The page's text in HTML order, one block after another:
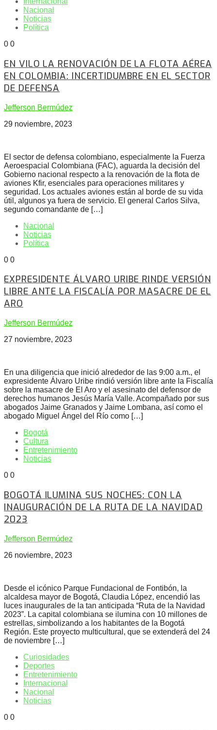
Nacional
Noticias
Política
0 0
EN VILO LA RENOVACIÓN DE LA FLOTA AÉREA
EN COLOMBIA: INCERTIDUMBRE EN EL SECTOR
DE DEFENSA
Jefferson Bermúdez
29 noviembre, 2023
El sector de defensa colombiano, especialmente la Fuerza
Aeroespacial Colombiana (FAC), aguarda la decisión del
Gobierno nacional respecto a la renovación de la flota de
aviones Kfir, esenciales para operaciones militares y
seguridad. Los actuales aviones están al borde de su vida
útil, algunos ya fuera de servicio. El general Carlos Silva,
segundo comandante de […]
Nacional
Noticias
Política
0 0
EXPRESIDENTE ÁLVARO URIBE RINDE VERSIÓN
LIBRE ANTE LA FISCALÍA POR MASACRE DE EL
ARO
Jefferson Bermúdez
27 noviembre, 2023
En una diligencia que inició alrededor de las 9:00 a.m., el
expresidente Álvaro Uribe rindió versión libre ante la Fiscalía
sobre la masacre de El Aro y el asesinato del defensor de
derechos humanos Jesús María Valle. Acompañado por sus
abogados Jaime Granados y Jaime Lombana, así como el
abogado Miguel Ángel del Río como […]
Bogotá
Cultura
Entretenimiento
Noticias
0 0
BOGOTÁ ILUMINA SUS NOCHES: CON LA
INAUGURACIÓN DE LA RUTA DE LA NAVIDAD
2023
Jefferson Bermúdez
26 noviembre, 2023
Desde el icónico Parque Fundacional de Fontibón, la
alcaldesa mayor de Bogotá, Claudia López, encendió las
luces inaugurales de la tan anticipada “Ruta de la Navidad
2023”. La capital colombiana se ilumina con 10 millones de
estrellas, simbolizando a los habitantes de la Bogotá
Región. Este proyecto multicultural, que se extenderá del 24
de noviembre […]
Curiosidades
Deportes
Entretenimiento
Internacional
Nacional
Noticias
0 0